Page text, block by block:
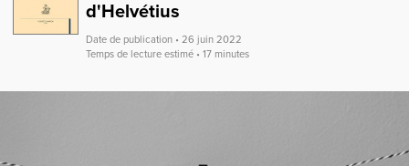
d'Helvétius
Date de publication • 26 juin 2022
Temps de lecture estimé • 17 minutes